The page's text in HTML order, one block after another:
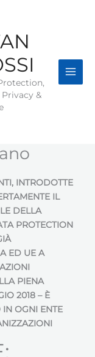
&
INTRODOTTE
IL
DELLA
PROTECTION
ED UE A
PIENA
2018 – È
OGNI ENTE